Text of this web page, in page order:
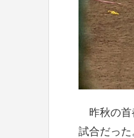
昨秋の首
試合だっ